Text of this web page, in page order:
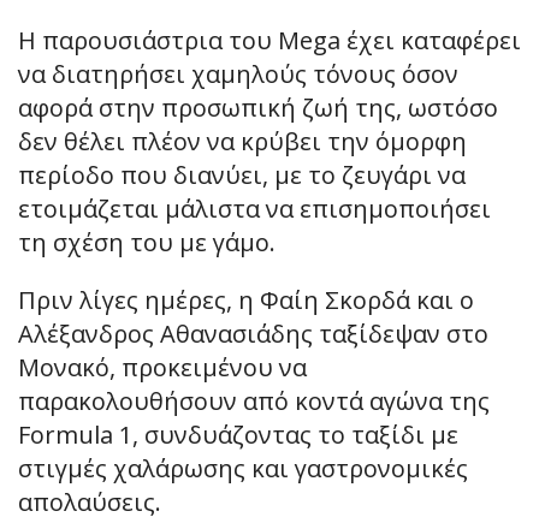
Η παρουσιάστρια του Mega έχει καταφέρει
να διατηρήσει χαμηλούς τόνους όσον
αφορά στην προσωπική ζωή της, ωστόσο
δεν θέλει πλέον να κρύβει την όμορφη
περίοδο που διανύει, με το ζευγάρι να
ετοιμάζεται μάλιστα να επισημοποιήσει
τη σχέση του με γάμο.
Πριν λίγες ημέρες, η Φαίη Σκορδά και ο
Αλέξανδρος Αθανασιάδης ταξίδεψαν στο
Μονακό, προκειμένου να
παρακολουθήσουν από κοντά αγώνα της
Formula 1, συνδυάζοντας το ταξίδι με
στιγμές χαλάρωσης και γαστρονομικές
απολαύσεις.